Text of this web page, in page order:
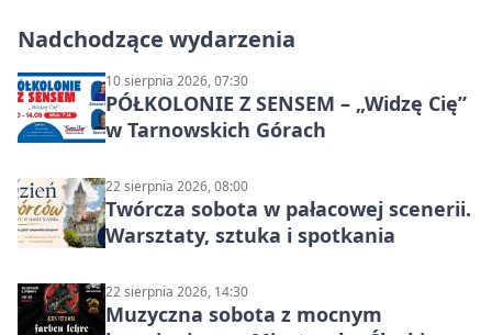
Nadchodzące wydarzenia
10 sierpnia 2026, 07:30
PÓŁKOLONIE Z SENSEM – „Widzę Cię”
w Tarnowskich Górach
22 sierpnia 2026, 08:00
Twórcza sobota w pałacowej scenerii.
Warsztaty, sztuka i spotkania
22 sierpnia 2026, 14:30
Muzyczna sobota z mocnym